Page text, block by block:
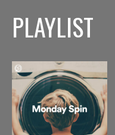
PLAYLIST